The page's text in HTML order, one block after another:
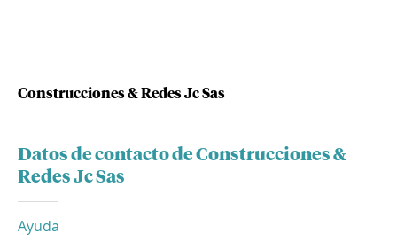
Construcciones & Redes Jc Sas
Datos de contacto de Construcciones &
Redes Jc Sas
Ayuda